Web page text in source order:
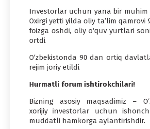
Investorlar uchun yana bir muhim
Oxirgi yetti yilda oliy ta’lim qamrovi
foizga oshdi, oliy o‘quv yurtlari
ortdi.
O‘zbekistonda 90 dan ortiq
rejim joriy etildi.
Hurmatli forum ishtirokchilari!
Bizning asosiy maqsadimiz –
xorijiy investorlar uchun
muddatli hamkorga aylantirishdir.